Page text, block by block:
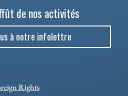
de nos activités
à notre infolettre
Rights